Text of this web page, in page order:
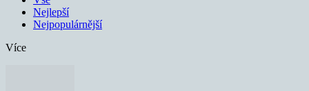
Nejlepší
Nejpopulárnější
Více